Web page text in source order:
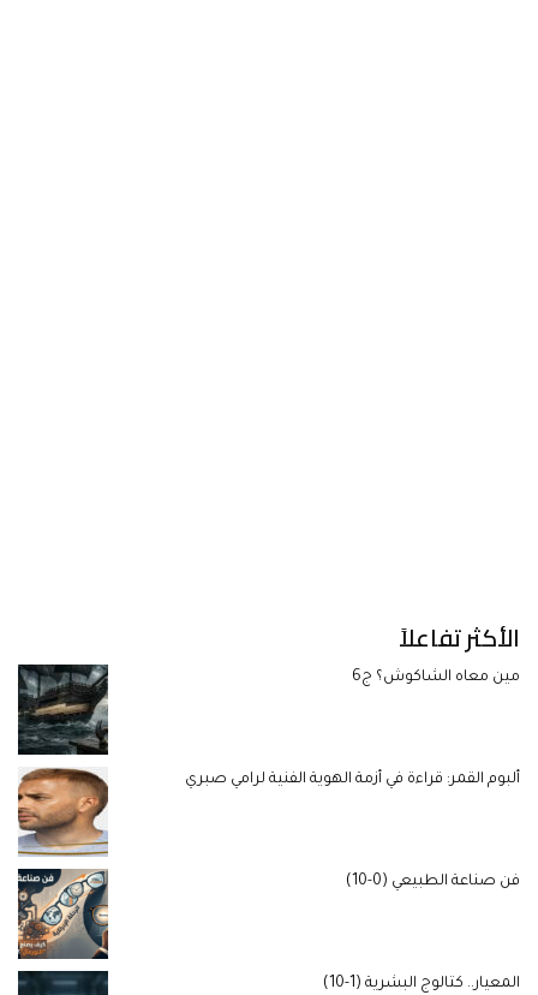
الأكثر تفاعلاً
مين معاه الشاكوش؟ ج6
ألبوم القمر: قراءة في أزمة الهوية الفنية لرامي صبري
فن صناعة الطبيعي (0-10)
المعيار.. كتالوج البشرية (1-10)